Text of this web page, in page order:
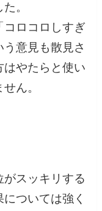
。
コロコロしすぎ
意見も散見さ
はやたらと使い
ん。
スッキリする
ついては強く